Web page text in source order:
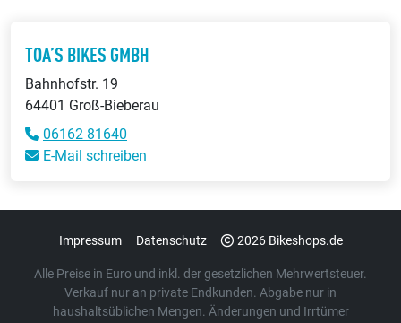
TOA’S BIKES GMBH
Bahnhofstr. 19
64401 Groß-Bieberau
06162 81640
E-Mail schreiben
Impressum Datenschutz 2026 Bikeshops.de
Alle Preise in Euro und inkl. der gesetzlichen Mehrwertsteuer.
Verkauf nur an private Endkunden. Abgabe nur in
haushaltsüblichen Mengen. Änderungen und Irrtümer